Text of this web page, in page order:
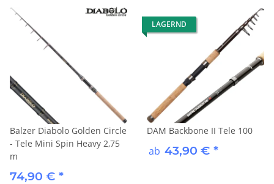
Balzer Diabolo Golden Circle
- Tele Mini Spin Heavy 2,75
m
74,90 € *
LAGERND
DAM Backbone II Tele 100
ab 43,90 € *